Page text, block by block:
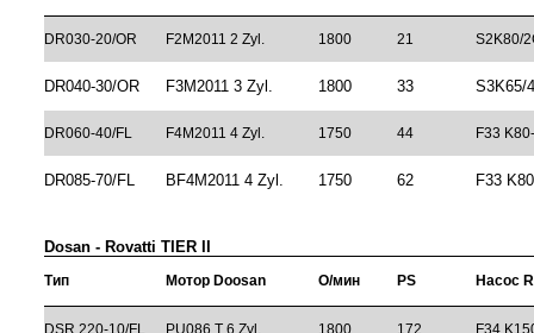
DR030-20/OR F2M2011 2 Zyl. 1800 21 S2K80/
DR040-30/OR F3M2011 3 Zyl. 1800 33 S3K65/
DR060-40/FL F4M2011 4 Zyl. 1750 44 F33
DR085-70/FL BF4M2011 4 Zyl. 1750 62 F33
Dosan - Rovatti TIER II
Тип Мотор Doosan О/мин PS Насос
DSR 220-10/FL PU086 T 6 Zyl. 1800 172 F34